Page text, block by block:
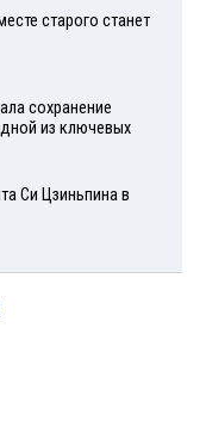
старого станет
сохранение
из ключевых
Си Цзиньпина в